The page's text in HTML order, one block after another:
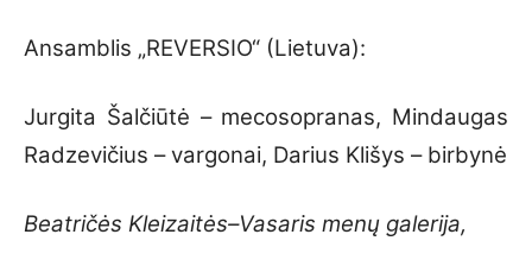
Ansamblis „REVERSIO“ (Lietuva):
Jurgita Šalčiūtė – mecosopranas, Mindaugas
Radzevičius – vargonai, Darius Klišys – birbynė
Beatričės Kleizaitės–Vasaris menų galerija,